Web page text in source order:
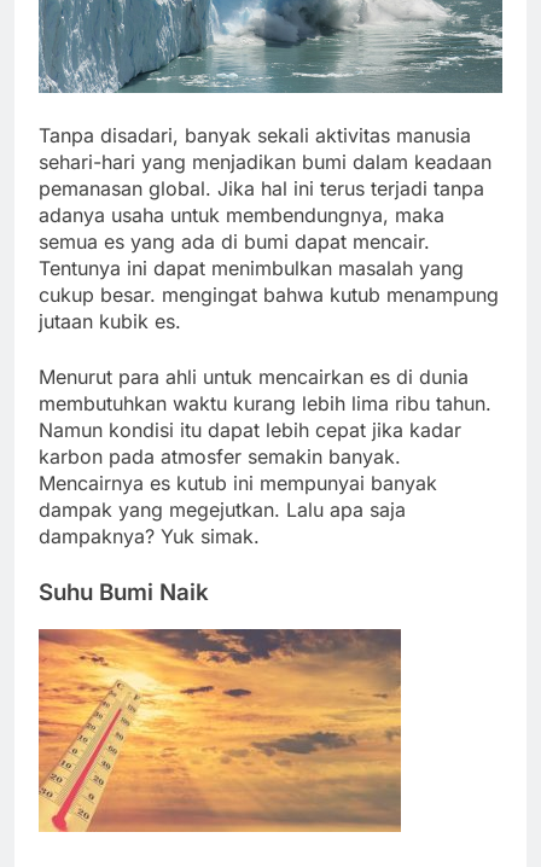
Tanpa disadari, banyak sekali aktivitas manusia
sehari-hari yang menjadikan bumi dalam keadaan
pemanasan global. Jika hal ini terus terjadi tanpa
adanya usaha untuk membendungnya, maka
semua es yang ada di bumi dapat mencair.
Tentunya ini dapat menimbulkan masalah yang
cukup besar. mengingat bahwa kutub menampung
jutaan kubik es.
Menurut para ahli untuk mencairkan es di dunia
membutuhkan waktu kurang lebih lima ribu tahun.
Namun kondisi itu dapat lebih cepat jika kadar
karbon pada atmosfer semakin banyak.
Mencairnya es kutub ini mempunyai banyak
dampak yang megejutkan. Lalu apa saja
dampaknya? Yuk simak.
Suhu Bumi Naik